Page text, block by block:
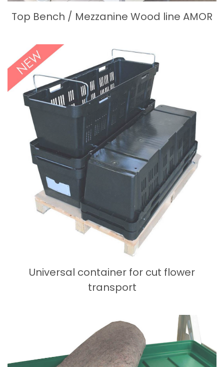
Top Bench / Mezzanine Wood line AMOR
Universal container for cut flower
transport